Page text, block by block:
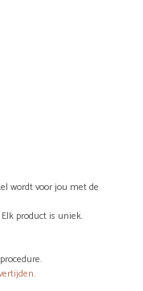
wordt voor jou met de
product is uniek.